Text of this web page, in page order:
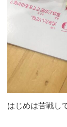
はじめは苦戦し